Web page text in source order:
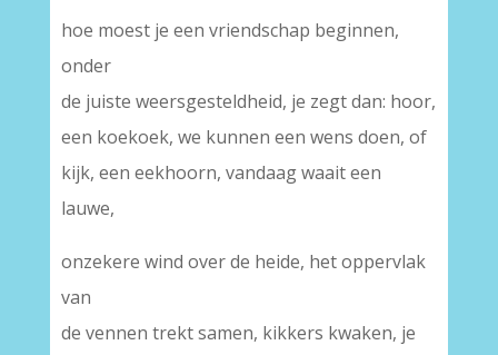
hoe moest je een vriendschap beginnen,
onder
de juiste weersgesteldheid, je zegt dan: hoor,
een koekoek, we kunnen een wens doen, of
kijk, een eekhoorn, vandaag waait een
lauwe,
onzekere wind over de heide, het oppervlak
van
de vennen trekt samen, kikkers kwaken, je